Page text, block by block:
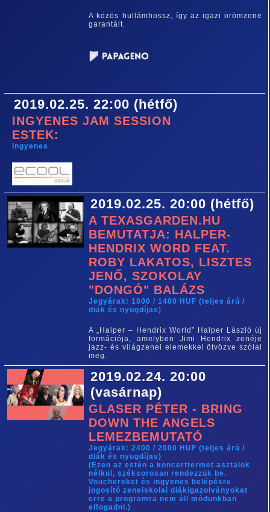
A közös hullámhossz, így az igazi örömzene
garantált.
2019.02.25. 22:00 (hétfő)
INGYENES JAM SESSION
ESTEK:
Ingyenes
2019.02.25. 20:00 (hétfő)
A TEXASGARDEN.HU
BEMUTATJA: HALPER-
HENDRIX WORD FEAT.
ROBY LAKATOS, LISZTES
JENŐ, SZOKOLAY
"DONGÓ" BALÁZS
Jegyárak: 1800 / 1400 HUF (teljes árú /
diák és nyugdíjas)
A „Halper – Hendrix World” Halper László új
formációja, amelyben Jimi Hendrix zenéje
jazz- és világzenei elemekkel ötvözve szólal
meg.
2019.02.24. 20:00
(vasárnap)
GLASER PÉTER - BRING
DOWN THE ANGELS
LEMEZBEMUTATÓ
Jegyárak: 2400 / 2000 HUF (teljes árú /
diák és nyugdíjas)
(Ezen az estén a koncerttermet asztalok
nélkül, széksorosan rendezzük be.
Vouchereket és ingyenes belépésre
jogosító zeneiskolai diákigazolványokat
erre a programra nem áll módunkban
elfogadni.)